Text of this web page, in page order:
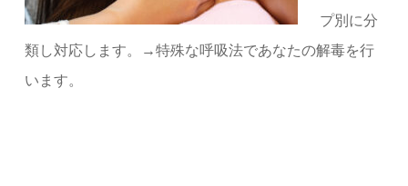
プ別に分
類し対応します。→特殊な呼吸法であなたの解毒を行
います。